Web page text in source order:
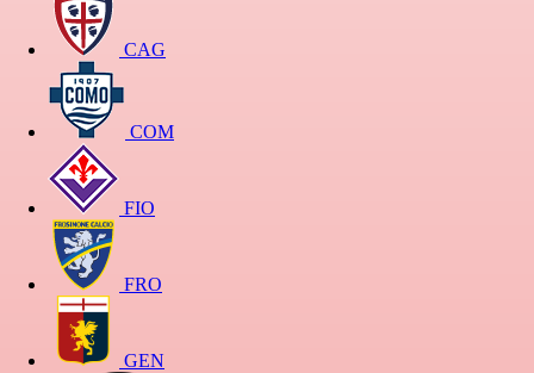
CAG
COM
FIO
FRO
GEN